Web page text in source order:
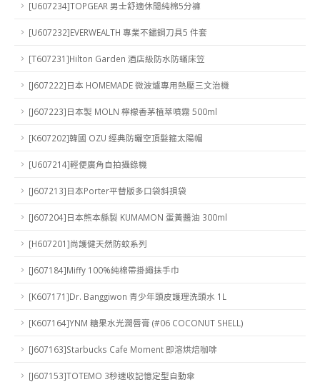
[U607234]TOPGEAR 男士舒適休閒純棉5分褲
[U607232]EVERWEALTH 專業不鏽鋼刀具5 件套
[T607231]Hilton Garden 酒店級防水防蟎床笠
[J607222]日本 HOMEMADE 微波爐專用熱壓三文治機
[J607223]日本製 MOLN 檸檬香茅植萃噴霧 500ml
[K607202]韓國 OZU 經典防曬空頂髮箍太陽帽
[U607214]輕便廣角自拍攝錄機
[J607213]日本Porter平替版多口袋斜孭袋
[J607204]日本熊本縣製 KUMAMON 蛋黃醬油 300ml
[H607201]尚護健天然防蚊系列
[J607184]Miffy 100%純棉帶掛繩抺手巾
[K607171]Dr. Banggiwon 青少年頭皮護理洗頭水 1L
[K607164]YNM 糖果水光潤唇膏 (#06 COCONUT SHELL)
[J607163]Starbucks Cafe Moment 即溶烘焙咖啡
[J607153]TOTEMO 3秒速收記憶定型自動傘